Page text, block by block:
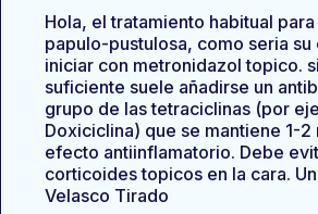
Hola, el tratamiento habitual
papulo-pustulosa, como seria su
iniciar con metronidazol topico.
suficiente suele añadirse un
grupo de las tetraciclinas (por
Doxiciclina) que se mantiene 1-2
efecto antiinflamatorio. Debe
corticoides topicos en la cara.
Velasco Tirado